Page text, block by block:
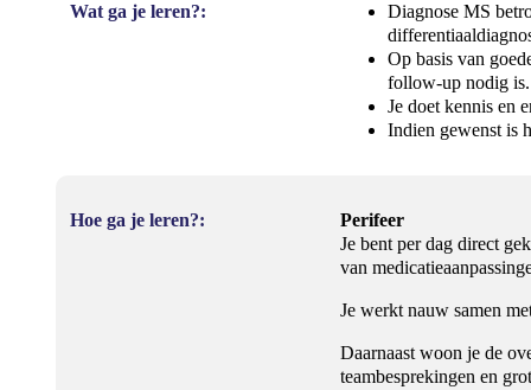
Wat ga je leren?:
Diagnose MS
Op basis van
follow-up nodig is.
Je doet kennis en
Indien gewenst is
Hoe ga je leren?:
Perifeer
Je bent per dag direct
van
Je werkt nauw samen
Daarnaast woon je de
teambesprekingen en